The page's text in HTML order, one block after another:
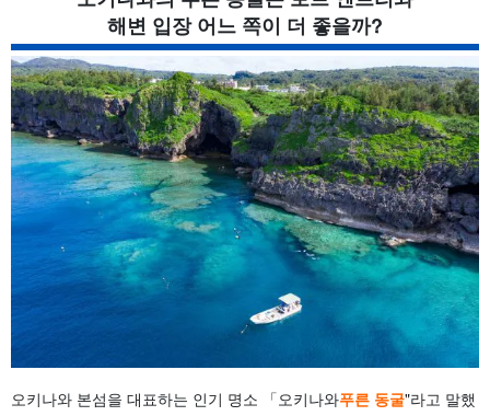
보트 엔트리와 비치 엔트리의 차이점 비교
자신에게 맞는 엔트리 방법을 선택하는 포인트
4.2해황에 따른 영향과 중단 위험의 차이
5오키나와의 푸른 동굴에 보트 진입이 가능한가요?
5.1푸른 동굴 보트 입장만 가능한 이유
5.2푸른 동굴 보트 투어가 개최되기 쉬운 조건
6푸른 동굴 해변 입장은 위험하다? 주의점 설명
6.1비치 엔트리 스노클링에서 발생하기 쉬운 트러블
6.2해변 입장 시 오키나와 특유의 주의점
7
푸른 동굴을 안심하고 즐길 수 있다면 보트 엔트리
7.1
보트 엔트리가 적합한 사람은 이런 사람입니다.
조건만 맞으면 자유도 높은 해변 입장도
특히 비치 엔트리가 적합한 사람은 이런 사람
푸른 동굴 보트 엔트리 비치 엔트리에 관한 자주 묻는 질문
10요약
해변 입장 어느 쪽이 더 좋을까?
오키나와 본섬을 대표하는 인기 명소 「오키나와푸른 동굴"라고 말했